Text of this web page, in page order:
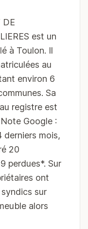
DE
est un
à Toulon. Il
au
environ 6
Sa
registre est
Google :
derniers mois,
20
perdues*. Sur
ont
sur
alors